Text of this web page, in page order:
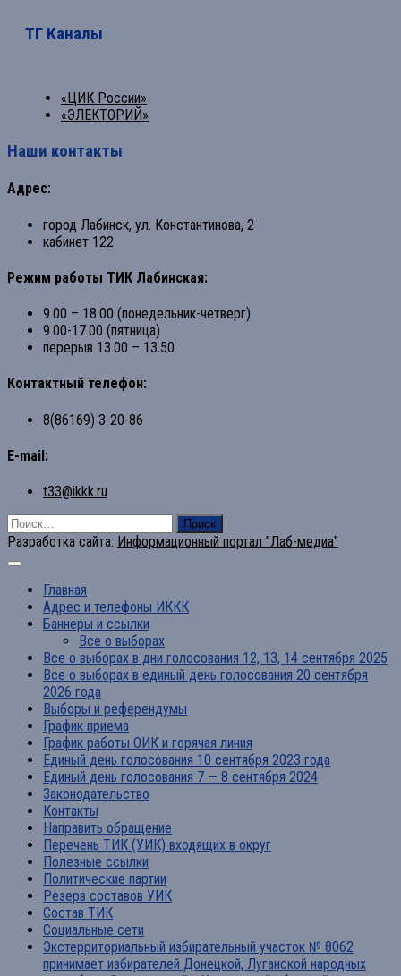
ТГ Каналы
«ЦИК России»
«ЭЛЕКТОРИЙ»
Наши контакты
Адрес:
город Лабинск, ул. Константинова, 2
кабинет 122
Режим работы ТИК Лабинская:
9.00 – 18.00 (понедельник-четверг)
9.00-17.00 (пятница)
перерыв 13.00 – 13.50
Контактный телефон:
8(86169) 3-20-86
E-mail:
t33@ikkk.ru
Найти:
Разработка сайта: Информационный портал "Лаб-медиа"
Главная
Адрес и телефоны ИККК
Баннеры и ссылки
Все о выборах
Все о выборах в дни голосования 12, 13, 14 сентября 2025
Все о выборах в единый день голосования 20 сентября
2026 года
Выборы и референдумы
График приема
График работы ОИК и горячая линия
Единый день голосования 10 сентября 2023 года
Единый день голосования 7 — 8 сентября 2024
Законодательство
Контакты
Направить обращение
Перечень ТИК (УИК) входящих в округ
Полезные ссылки
Политические партии
Резерв составов УИК
Состав ТИК
Социальные сети
Экстерриториальный избирательный участок № 8062
принимает избирателей Донецкой, Луганской народных